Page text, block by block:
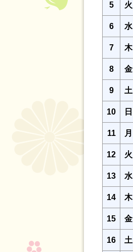
5 火
6 水
7 木
8 金
9 土
10 日
11 月
12 火
13 水
14 木
15 金
16 土